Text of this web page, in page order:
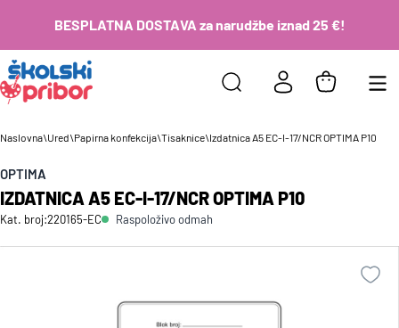
BESPLATNA DOSTAVA za narudžbe iznad 25 €!
Naslovna\Ured\Papirna konfekcija\Tisaknice\Izdatnica A5 EC-I-17/NCR OPTIMA P10
OPTIMA
IZDATNICA A5 EC-I-17/NCR OPTIMA P10
Kat. broj:220165-EC Raspoloživo odmah